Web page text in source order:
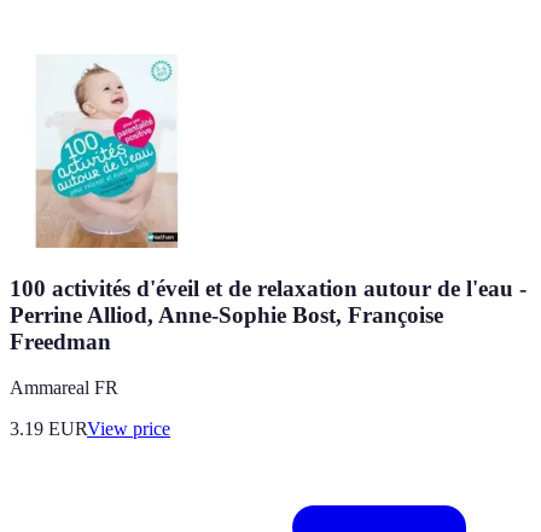
100 activités d'éveil et de relaxation autour de l'eau -
Perrine Alliod, Anne-Sophie Bost, Françoise
Freedman
Ammareal FR
3.19 EURView price